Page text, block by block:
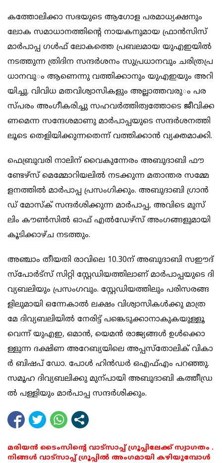
ക​ത്തോ​ലി​ക്കാ സ​ഭ​യു​ടെ ആ​ഗോ​ള പ​ര​മാ​ധ്യ​ക്ഷ​നും
ലോ​ക സ​മാ​ധാ​ന​ത്തി​ന്‍റെ നാ​യ​ക​നു​മാ​യ ഫ്രാ​ൻ​സി​സ്
മാർപാ​പ്പ ഗ​ൾ​ഫ് ലോ​ക​ത്തെ പ്ര​ബ​ല​മാ​യ യു​എ​ഇ​യി​ൽ
ന​ട​ത്തു​ന്ന ത്രി​ദി​ന സ​ന്ദ​ർ​ശ​നം സു​പ്ര​ധാ​ന​വും ച​രി​ത്ര​പ്ര​
ധാ​ന​വു​ം ആ​ണെ​ന്നു വ​ത്തി​ക്കാ​നും യു​എ​ഇ​യും അ​റി​
യി​ച്ചു. വി​വി​ധ മ​ത​വി​ശ്വാ​സി​ക​ളും അ​ല്ലാ​ത്ത​വ​രു​ം പ​ര​
സ്പ​രം അം​ഗീ​ക​രി​ച്ചു സ​ഹ​വ​ർ​ത്തി​ത്വ​ത്തോ​ടെ ജീ​വി​ക്ക​
ണ​മെ​ന്ന സ​ന്ദേ​ശ​മാ​ണു മാർപാ​പ്പ​യു​ടെ സ​ന്ദ​ർ​ശ​ന​ത്തി​
ലൂ​ടെ തെ​ളി​യി​ക്കു​ന്ന​തെ​ന്ന് വ​ത്തി​ക്കാ​ൻ വ്യ​ക്ത​മാ​ക്കി.
ഫെ​ബ്രു​വ​രി നാ​ലി​ന് വൈ​കു​ന്നേ​രം അ​ബു​ദാ​ബി ഫൗ​
ണ്ടേ​ഴ്സ് മെ​മ്മോ​റി​യ​ലി​ൽ ന​ട​ക്കു​ന്ന മ​താ​ന്ത​ര സ​മ്മേ​
ള​ന​ത്തി​ൽ മാ​ർ​പാ​പ്പ പ്ര​സം​ഗി​ക്കും. അ​ബു​ദാ​ബി ഗ്രാ​ൻ​
ഡ് മോ​സ്ക് സ​ന്ദ​ർ​ശി​ക്കു​ന്ന മാർപാ​പ്പ, അ​വി​ടെ മു​സ്‌​
ലിം കൗ​ണ്‍സി​ൽ ഓ​ഫ് എ​ൽ​ഡേ​ഴ്സ് അം​ഗ​ങ്ങ​ളു​മാ​യി
കൂ​ടി​ക്കാ​ഴ്ച ന​ട​ത്തും.
അ​ഞ്ചാം തീ​യ​തി രാ​വി​ലെ 10.30ന് ​അ​ബു​ദാ​ബി സ​ഈ​ദ്
സ്പോ​ർ​ട്സ് സി​റ്റി സ്റ്റേ​ഡി​യ​ത്തി​ലാ​ണ് മാ​ർ​പാ​പ്പ​യു​ടെ ദി​
വ്യ​ബ​ലി​യും പ്ര​സം​ഗ​വും. സ്റ്റേ​ഡി​യ​ത്തി​ലും പ​രി​സ​ര​ങ്ങ​
ളി​ലു​മാ​യി ഒ​ന്നേ​കാ​ൽ ല​ക്ഷം വി​ശ്വാ​സി​ക​ൾ​ക്കു മാ​ത്ര​
മേ ദി​വ്യ​ബ​ലി​യി​ൽ നേ​രി​ട്ട് പ​ങ്കെ​ടു​ക്കാ​നാ​കു​ക​യു​ള്ളൂ​
വെ​ന്ന് യു​എ​ഇ, ഒ​മാ​ൻ, യെ​മ​ൻ രാ​ജ്യ​ങ്ങ​ൾ ഉ​ൾ​ക്കൊ​
ള്ളു​ന്ന ദ​ക്ഷി​ണ അ​റേ​ബ്യ​യി​ലെ അ​പ്പ​സ്തോ​ലി​ക് വി​കാ​
ർ ബി​ഷ​പ് ഡോ. ​പോ​ൾ ഹി​ൻ​ഡ​ർ ഒ​എ​ഫ്എം പ​റ​ഞ്ഞു.
സ​മൂ​ഹ ദി​വ്യ​ബ​ലി​ക്കു മു​ന്പാ​യി അ​ബു​ദാ​ബി ക​ത്തീ​ഡ്ര​
ൽ പ​ള്ളി​യും മാ​ർ​പാ​പ്പ സ​ന്ദ​ർ​ശി​ക്കും.
മരിയൻ ടൈംസിന്റെ വാട്സാപ്പ് ഗ്രൂപ്പിലേക്ക് സ്വാഗതം .
നിങ്ങൾ വാട്സാപ്പ് ഗ്രൂപ്പിൽ അംഗമായി കഴിയുമ്പോൾ